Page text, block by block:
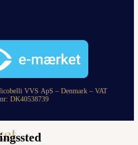
VVS ApS – Denmark – VAT
nr: DK40538739